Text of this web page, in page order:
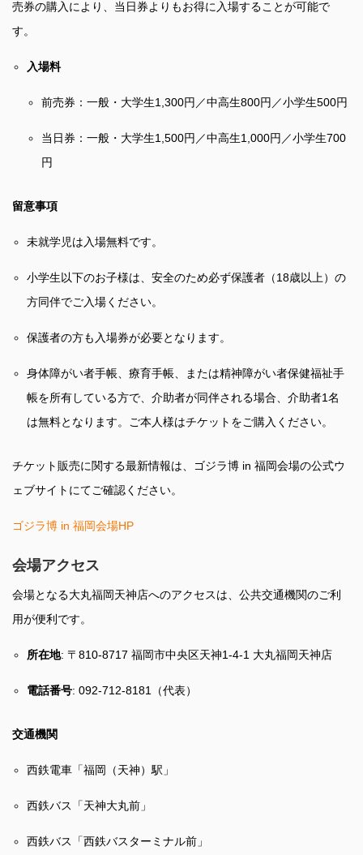
売券の購入により、当日券よりもお得に入場することが可能で
す。
入場料
前売券：一般・大学生1,300円／中高生800円／小学生500円
当日券：一般・大学生1,500円／中高生1,000円／小学生700
円
留意事項
未就学児は入場無料です。
小学生以下のお子様は、安全のため必ず保護者（18歳以上）の
方同伴でご入場ください。
保護者の方も入場券が必要となります。
身体障がい者手帳、療育手帳、または精神障がい者保健福祉手
帳を所有している方で、介助者が同伴される場合、介助者1名
は無料となります。ご本人様はチケットをご購入ください。
チケット販売に関する最新情報は、ゴジラ博 in 福岡会場の公式ウ
ェブサイトにてご確認ください。
ゴジラ博 in 福岡会場HP
会場アクセス
会場となる大丸福岡天神店へのアクセスは、公共交通機関のご利
用が便利です。
所在地: 〒810-8717 福岡市中央区天神1-4-1 大丸福岡天神店
電話番号: 092-712-8181（代表）
交通機関
西鉄電車「福岡（天神）駅」
西鉄バス「天神大丸前」
西鉄バス「西鉄バスターミナル前」